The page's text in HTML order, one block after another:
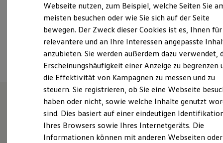
Laden
Laden unterwegs
Laden Zuhause
Ladestationen finden
Ladezeitensimulator
Batterie
Sicherheit
Garantie und Lebensdauer
Nachhaltigkeit
Technologie
Kosten und Kauf
Verbrauchskosten
Kaufoptionen
E-Auto-Förderung
Software und Konnektivität
Ansprechpartner
Unsere Leistungenim
Überblick
Webseite nutzen, zum Beispiel, welche Seiten Sie
meisten besuchen oder wie Sie sich auf der Seite
bewegen. Der Zweck dieser Cookies ist es, Ihnen für
relevantere und an Ihre Interessen angepasste
anzubieten. Sie werden außerdem dazu verwendet,
Erscheinungshäufigkeit einer Anzeige zu begrenzen
die Effektivität von Kampagnen zu messen und zu
steuern. Sie registrieren, ob Sie eine Webseite
haben oder nicht, sowie welche Inhalte genutzt
sind. Dies basiert auf einer eindeutigen
Ihres Browsers sowie Ihres Internetgeräts. Die
Informationen können mit anderen Webseiten oder